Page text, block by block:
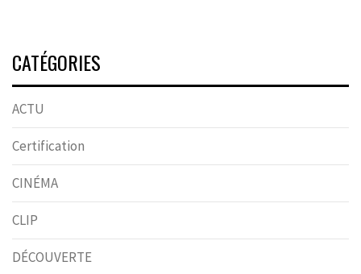
CATÉGORIES
ACTU
Certification
CINÉMA
CLIP
DÉCOUVERTE